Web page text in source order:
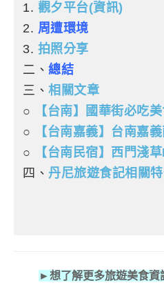
1. 觀夕平台(資訊)
2. 周遭環境
3. 拍照分享
二、 總結
三、 相關文章
○
【台南】國華街必吃
○
【台南嘉義】台南嘉
○
【台南民宿】西門淺
四、 丹尼旅遊食記相關特
►想了解更多旅遊美食資